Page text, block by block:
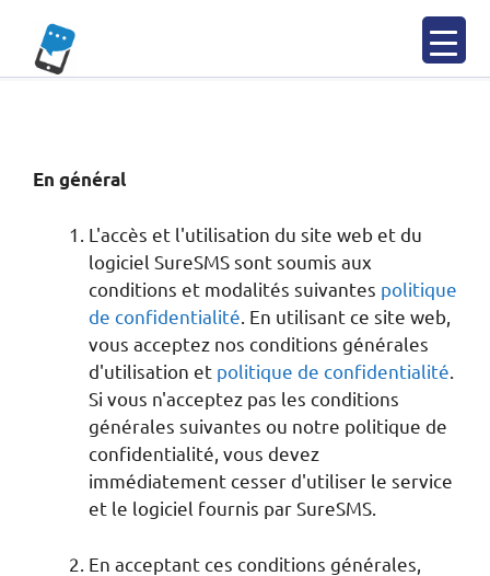
content
En général
L'accès et l'utilisation du site web et du
logiciel SureSMS sont soumis aux
conditions et modalités suivantes politique
de confidentialité . En utilisant ce site web,
vous acceptez nos conditions générales
d'utilisation et politique de confidentialité
Si vous n'acceptez pas les conditions
générales suivantes ou notre politique de
confidentialité, vous devez
immédiatement cesser d'utiliser le service
et le logiciel fournis par SureSMS.
En acceptant ces conditions générales,